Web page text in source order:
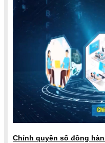
Chính quyền số đồng